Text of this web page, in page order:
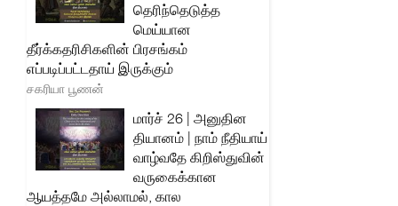
தெரிந்தெடுத்த
மெய்யான
தீர்க்கதரிசிகளின் பிரசங்கம்
எப்படிப்பட்டதாய் இருக்கும்
சகரியா பூணன்
மார்ச் 26 | அனுதின
தியானம் | நாம் நீதியாய்
வாழ்வதே கிறிஸ்துவின்
வருகைக்கான
ஆயத்தமே அல்லாமல், கால